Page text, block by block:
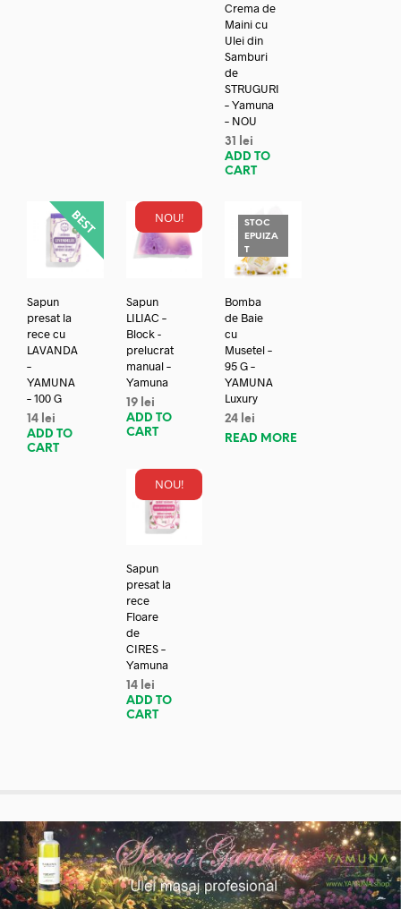
Crema de
Maini cu
Ulei din
Samburi
de
STRUGURI
– Yamuna
– NOU
31
lei
ADD TO
CART
Sapun
presat la
rece cu
LAVANDA
–
YAMUNA
– 100 G
14 lei
ADD TO
CART
NOU!
Sapun
LILIAC –
Block -
prelucrat
manual –
Yamuna
19 lei
ADD TO
CART
STOC
EPUIZA
T
Bomba
de Baie
cu
Musetel –
95 G –
YAMUNA
Luxury
24 lei
READ MORE
NOU!
Sapun
presat la
rece
Floare
de
CIRES –
Yamuna
14 lei
ADD TO
CART